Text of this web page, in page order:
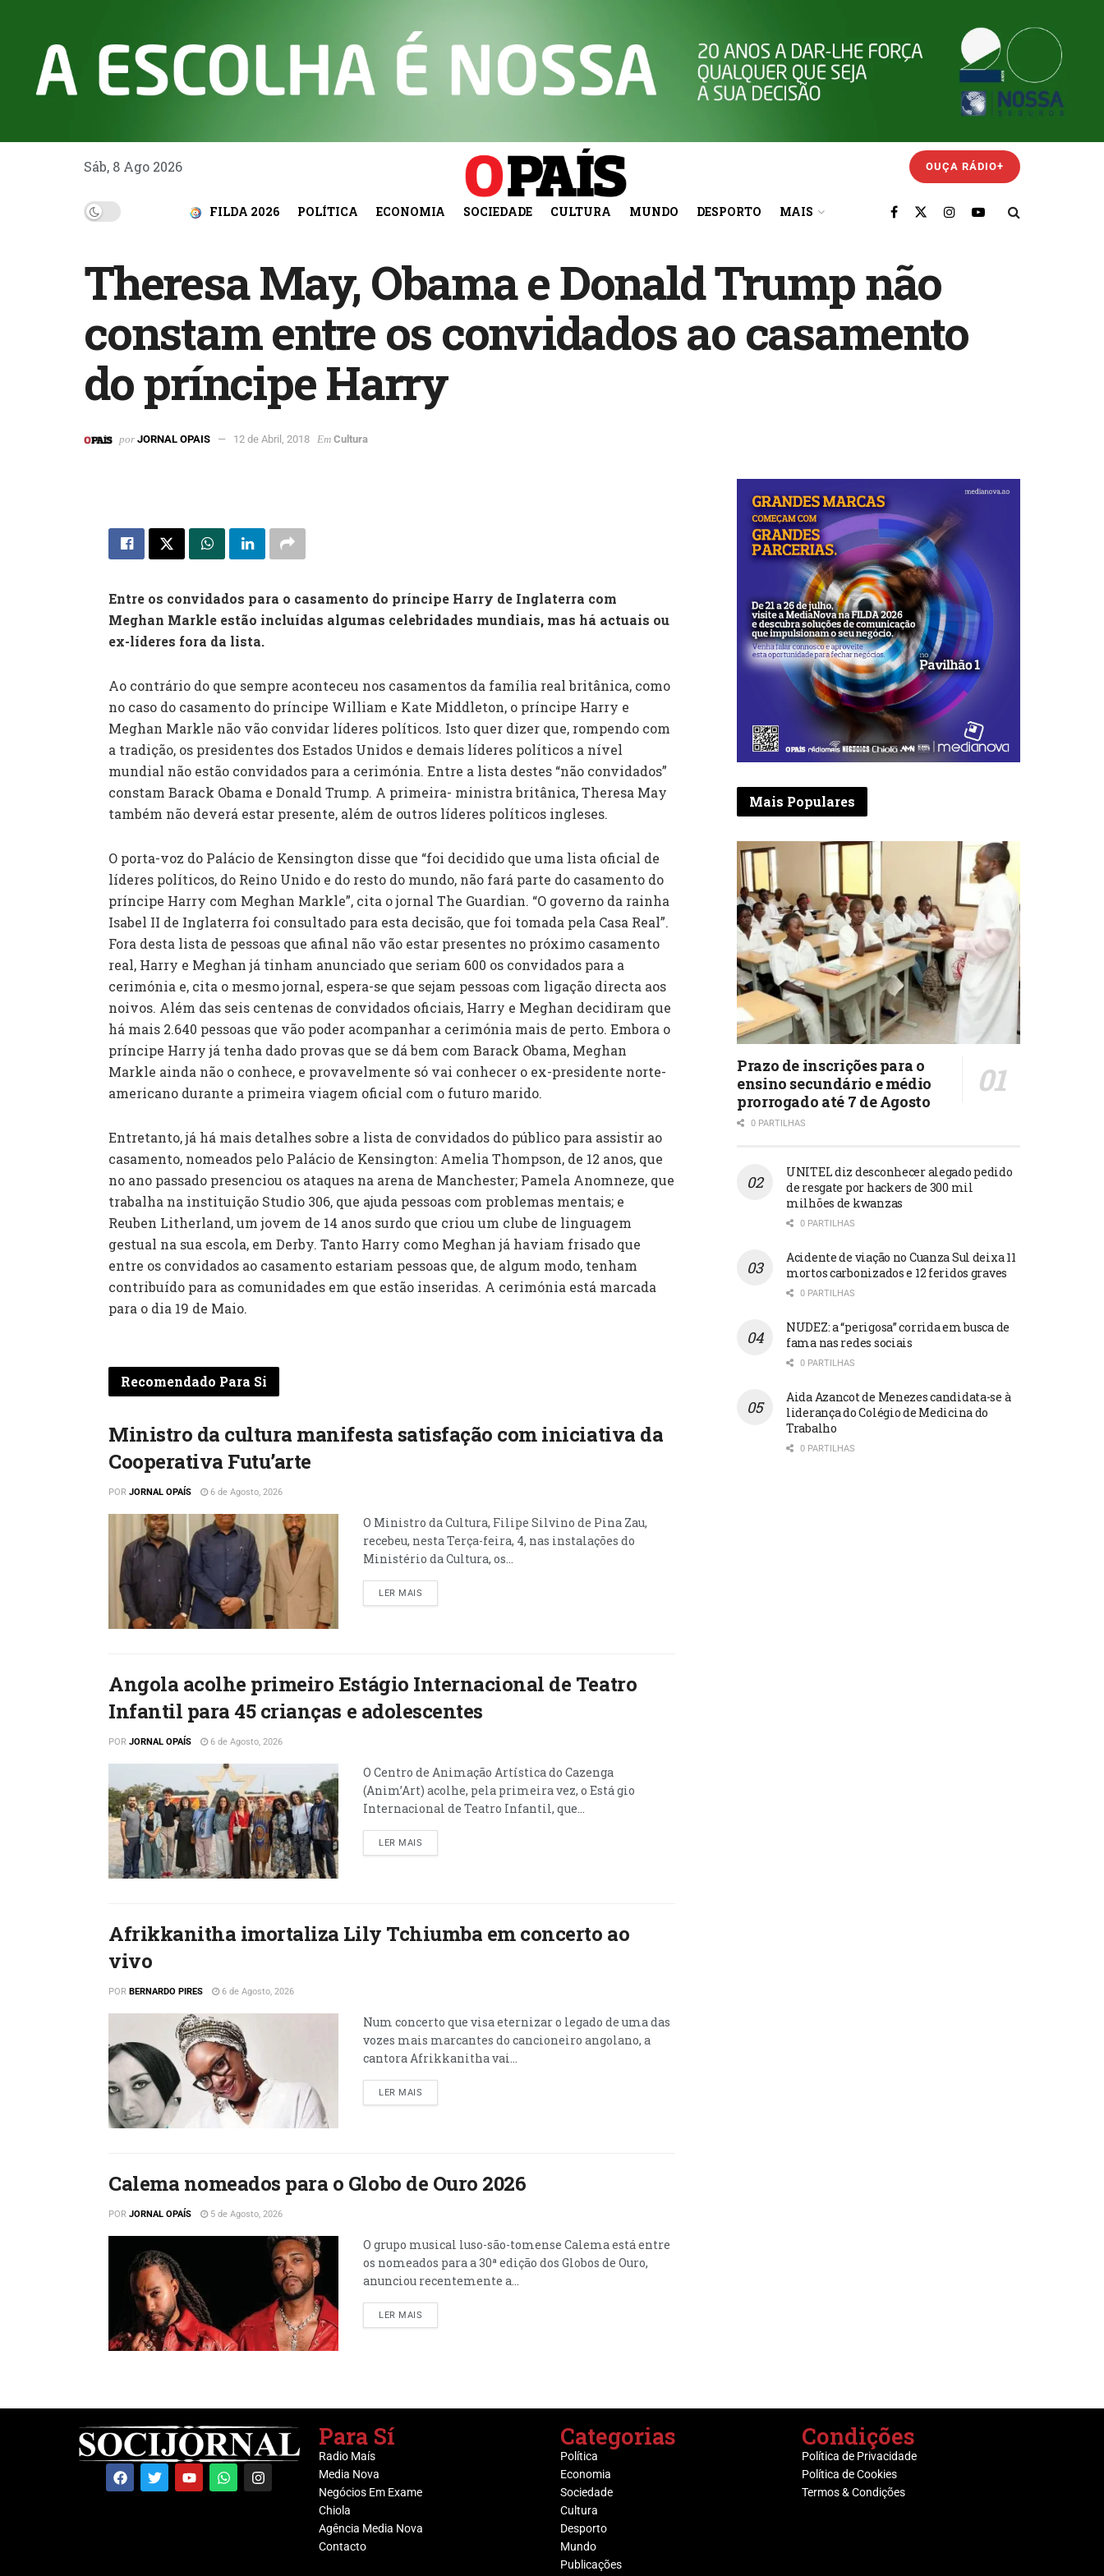
Sáb, 8 Ago 2026 OUÇA RÁDIO+
FILDA 2026 POLÍTICA ECONOMIA SOCIEDADE CULTURA MUNDO DESPORTO MAIS
Theresa May, Obama e Donald Trump não
constam entre os convidados ao casamento
do príncipe Harry
por JORNAL OPAIS 12 de Abril, 2018 Em Cultura
Entre os convidados para o casamento do príncipe Harry de Inglaterra com
Meghan Markle estão incluídas algumas celebridades mundiais, mas há actuais ou
ex-líderes fora da lista.
Ao contrário do que sempre aconteceu nos casamentos da família real britânica, como
no caso do casamento do príncipe William e Kate Middleton, o príncipe Harry e
Meghan Markle não vão convidar líderes políticos. Isto quer dizer que, rompendo com
a tradição, os presidentes dos Estados Unidos e demais líderes políticos a nível
mundial não estão convidados para a cerimónia. Entre a lista destes “não convidados”
constam Barack Obama e Donald Trump. A primeira- ministra britânica, Theresa May
também não deverá estar presente, além de outros líderes políticos ingleses.
O porta-voz do Palácio de Kensington disse que “foi decidido que uma lista oficial de
líderes políticos, do Reino Unido e do resto do mundo, não fará parte do casamento do
príncipe Harry com Meghan Markle”, cita o jornal The Guardian. “O governo da rainha
Isabel II de Inglaterra foi consultado para esta decisão, que foi tomada pela Casa Real”.
Fora desta lista de pessoas que afinal não vão estar presentes no próximo casamento
real, Harry e Meghan já tinham anunciado que seriam 600 os convidados para a
cerimónia e, cita o mesmo jornal, espera-se que sejam pessoas com ligação directa aos
noivos. Além das seis centenas de convidados oficiais, Harry e Meghan decidiram que
há mais 2.640 pessoas que vão poder acompanhar a cerimónia mais de perto. Embora o
príncipe Harry já tenha dado provas que se dá bem com Barack Obama, Meghan
Markle ainda não o conhece, e provavelmente só vai conhecer o ex-presidente norte-
americano durante a primeira viagem oficial com o futuro marido.
Entretanto, já há mais detalhes sobre a lista de convidados do público para assistir ao
casamento, nomeados pelo Palácio de Kensington: Amelia Thompson, de 12 anos, que
no ano passado presenciou os ataques na arena de Manchester; Pamela Anomneze, que
trabalha na instituição Studio 306, que ajuda pessoas com problemas mentais; e
Reuben Litherland, um jovem de 14 anos surdo que criou um clube de linguagem
gestual na sua escola, em Derby. Tanto Harry como Meghan já haviam frisado que
entre os convidados ao casamento estariam pessoas que, de algum modo, tenham
contribuído para as comunidades em que estão inseridas. A cerimónia está marcada
para o dia 19 de Maio.
Recomendado Para Si
Ministro da cultura manifesta satisfação com iniciativa da
Cooperativa Futu’arte
POR JORNAL OPAÍS 6 de Agosto, 2026
O Ministro da Cultura, Filipe Silvino de Pina Zau,
recebeu, nesta Terça-feira, 4, nas instalações do
Ministério da Cultura, os...
LER MAIS
Angola acolhe primeiro Estágio Internacional de Teatro
Infantil para 45 crianças e adolescentes
POR JORNAL OPAÍS 6 de Agosto, 2026
O Centro de Animação Artística do Cazenga
(Anim’Art) acolhe, pela primeira vez, o Está gio
Internacional de Teatro Infantil, que...
LER MAIS
Afrikkanitha imortaliza Lily Tchiumba em concerto ao
vivo
POR BERNARDO PIRES 6 de Agosto, 2026
Num concerto que visa eternizar o legado de uma das
vozes mais marcantes do cancioneiro angolano, a
cantora Afrikkanitha vai...
LER MAIS
Calema nomeados para o Globo de Ouro 2026
POR JORNAL OPAÍS 5 de Agosto, 2026
O grupo musical luso-são-tomense Calema está entre
os nomeados para a 30ª edição dos Globos de Ouro,
anunciou recentemente a...
LER MAIS
Mais Populares
Prazo de inscrições para o
ensino secundário e médio
prorrogado até 7 de Agosto
0 PARTILHAS
UNITEL diz desconhecer alegado pedido
de resgate por hackers de 300 mil
milhões de kwanzas
0 PARTILHAS
Acidente de viação no Cuanza Sul deixa 11
mortos carbonizados e 12 feridos graves
0 PARTILHAS
NUDEZ: a “perigosa” corrida em busca de
fama nas redes sociais
0 PARTILHAS
Aida Azancot de Menezes candidata-se à
liderança do Colégio de Medicina do
Trabalho
0 PARTILHAS
Para Sí
Radio Maís
Media Nova
Negócios Em Exame
Chiola
Agência Media Nova
Contacto
Categorias
Política
Economia
Sociedade
Cultura
Desporto
Mundo
Publicações
Condições
Política de Privacidade
Política de Cookies
Termos & Condições